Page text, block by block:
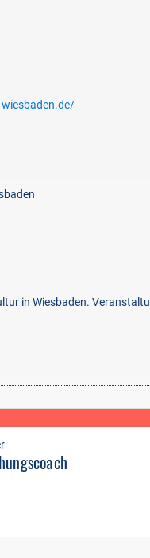
in Wiesbaden.